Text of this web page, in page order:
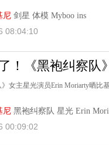
尼 剑星 体模 Myboo ins
08:04:10
！《黑袍纠察队
》女主星光演员Erin Moriarty晒
尼 黑袍纠察队 星光 Erin
00:09:02